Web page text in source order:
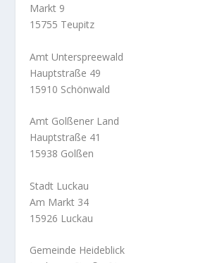
Markt 9
15755 Teupitz
Amt Unterspreewald
Hauptstraße 49
15910 Schönwald
Amt Golßener Land
Hauptstraße 41
15938 Golßen
Stadt Luckau
Am Markt 34
15926 Luckau
Gemeinde Heideblick